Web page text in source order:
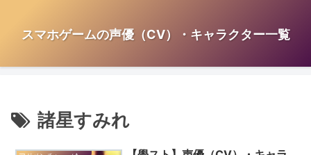
スマホゲームの声優（CV）・キャラクター一覧
諸星すみれ